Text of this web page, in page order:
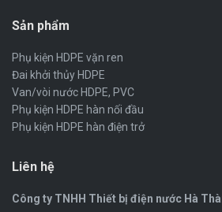
Sản phẩm
Phụ kiện HDPE vặn ren
Đai khởi thủy HDPE
Van/vòi nước HDPE, PVC
Phụ kiện HDPE hàn nối đầu
Phụ kiện HDPE hàn điện trở
Liên hệ
Công ty TNHH Thiết bị điện nước Hà